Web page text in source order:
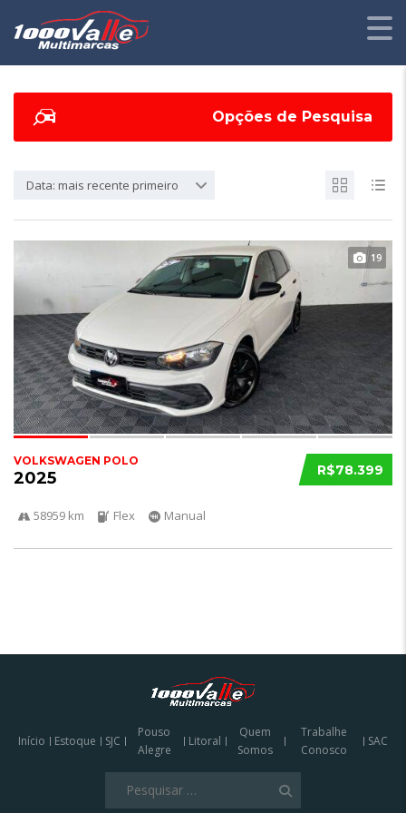
Opções de Pesquisa
Data: mais recente primeiro
19
R$78.399
VOLKSWAGEN POLO
2025
58959 km Flex Manual
Início Estoque SJC
Pouso
Alegre
Litoral
Quem
Somos
Trabalhe
Conosco
SAC